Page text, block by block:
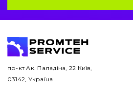
Буровий інструмент
Електрообладнання
пр-кт Ак. Паладіна, 22 Київ,
03142, Україна